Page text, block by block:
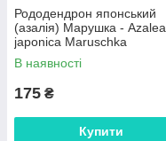
Рододендрон японський
(азалія) Марушка - Azalea
japonica Maruschka
В наявності
175 ₴
Купити